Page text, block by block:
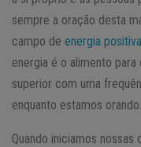
sempre a oração desta
campo de energia positiva
energia é o alimento
superior com uma
enquanto estamos orando.
Quando iniciamos